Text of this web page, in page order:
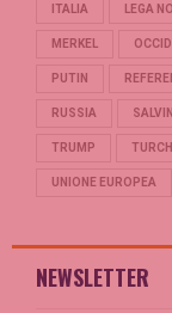
ITALIA LEGA
MERKEL
PUTIN
RUSSIA SALVINI
TRUMP
UNIONE EUROPEA
NEWSLETTER